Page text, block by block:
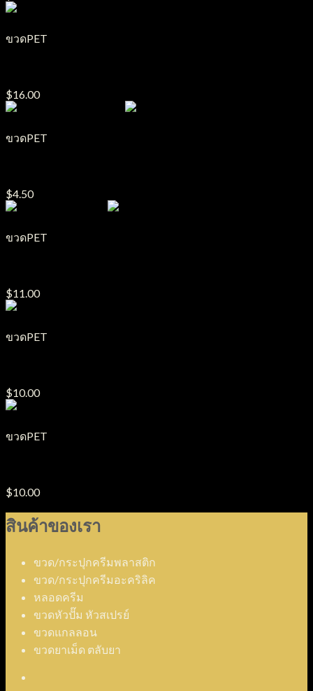
ขวดPET
$16.00
ขวดPET
$4.50
ขวดPET
$11.00
ขวดPET
$10.00
ขวดPET
$10.00
สินค้าของเรา
ขวด/กระปุกครีมพลาสติก
ขวด/กระปุกครีมอะคริลิค
หลอดครีม
ขวดหัวปั๊ม หัวสเปรย์
ขวดแกลลอน
ขวดยาเม็ด ตลับยา